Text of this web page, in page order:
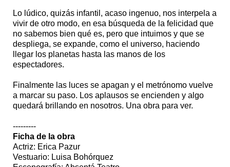
Lo lúdico, quizás infantil, acaso ingenuo, nos interpela a
vivir de otro modo, en esa búsqueda de la felicidad que
no sabemos bien qué es, pero que intuimos y que se
despliega, se expande, como el universo, haciendo
llegar los planetas hasta las manos de los
espectadores.
Finalmente las luces se apagan y el metrónomo vuelve
a marcar su paso. Los aplausos se encienden y algo
quedará brillando en nosotros. Una obra para ver.
---------
Ficha de la obra
Actriz: Erica Pazur
Vestuario: Luisa Bohórquez